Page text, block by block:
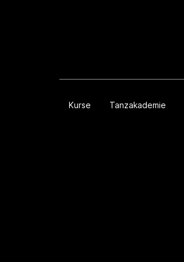
Kurse Tanzakademie